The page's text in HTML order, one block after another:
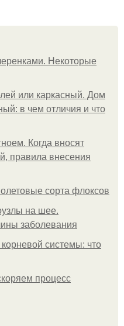
Некоторые
или каркасный. Дом
в чем отличия и что
Когда вносят
правила внесения
сорта флоксов
на шее.
заболевания
системы: что
процесс